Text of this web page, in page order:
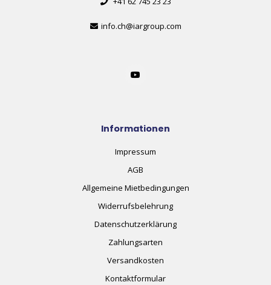
info.ch@iargroup.com
Informationen
Impressum
AGB
Allgemeine Mietbedingungen
Widerrufsbelehrung
Datenschutzerklärung
Zahlungsarten
Versandkosten
Kontaktformular